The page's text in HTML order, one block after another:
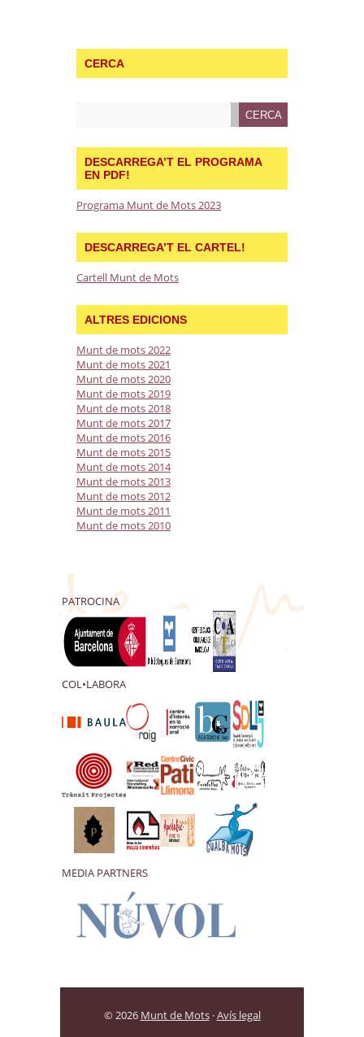
CERCA
DESCARREGA’T EL PROGRAMA
EN PDF!
Programa Munt de Mots 2023
DESCARREGA’T EL CARTEL!
Cartell Munt de Mots
ALTRES EDICIONS
Munt de mots 2022
Munt de mots 2021
Munt de mots 2020
Munt de mots 2019
Munt de mots 2018
Munt de mots 2017
Munt de mots 2016
Munt de mots 2015
Munt de mots 2014
Munt de mots 2013
Munt de mots 2012
Munt de mots 2011
Munt de mots 2010
PATROCINA
COL•LABORA
MEDIA PARTNERS
© 2026 Munt de Mots·Avís legal